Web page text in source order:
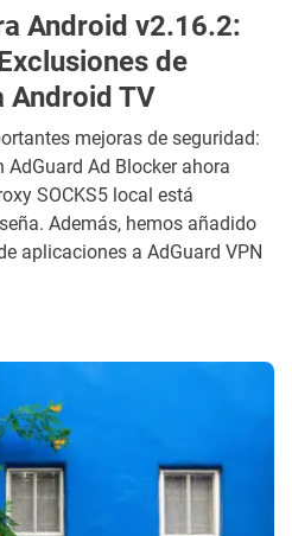
Android v2.16.2:
de
Android TV
mejoras de seguridad:
Ad Blocker ahora
SOCKS5 local está
Además, hemos añadido
aplicaciones a AdGuard VPN